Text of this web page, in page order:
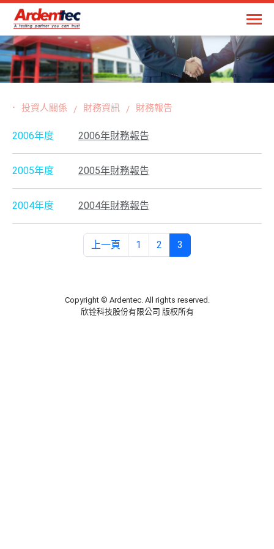
投資人關係 財務資訊 財務報告
2006年度 2006年財務報告
2005年度 2005年財務報告
2004年度 2004年財務報告
上一頁 1 2 3
Copyright © Ardentec. All rights reserved.
欣铨科技股份有限公司 版权所有